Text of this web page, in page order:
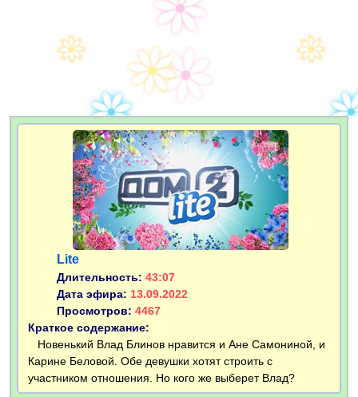
Lite
Длительность: 43:07
Дата эфира: 13.09.2022
Просмотров: 4467
Краткое содержание:
Новенький Влад Блинов нравится и Ане Самониной, и
Карине Беловой. Обе девушки хотят строить с
участником отношения. Но кого же выберет Влад?